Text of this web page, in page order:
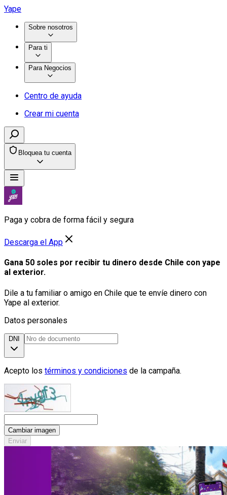
Yape
Sobre nosotros
Para ti
Para Negocios
Centro de ayuda
Crear mi cuenta
Bloquea tu cuenta
Paga y cobra de forma fácil y segura
Descarga el App
Gana 50 soles por recibir tu dinero desde Chile con yape
al exterior.
Dile a tu familiar o amigo en Chile que te envíe dinero con
Yape al exterior.
Datos personales
DNI
Acepto los términos y condiciones de la campaña.
Cambiar imagen
Enviar